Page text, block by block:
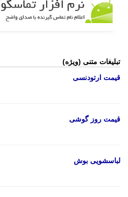
تبلیغات متنی (ویژه)
قیمت ارتودنسی
قیمت روز گوشی
لباسشویی بوش